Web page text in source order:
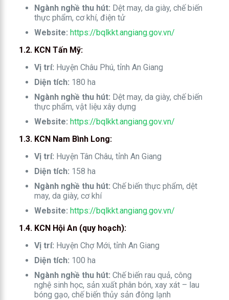
Ngành nghề thu hút: Dệt may, da giày, chế biến
thực phẩm, cơ khí, điện tử
Website: https://bqlkkt.angiang.gov.vn/
1.2. KCN Tấn Mỹ:
Vị trí: Huyện Châu Phú, tỉnh An Giang
Diện tích: 180 ha
Ngành nghề thu hút: Dệt may, da giày, chế biến
thực phẩm, vật liệu xây dựng
Website: https://bqlkkt.angiang.gov.vn/
1.3. KCN Nam Bình Long:
Vị trí: Huyện Tân Châu, tỉnh An Giang
Diện tích: 158 ha
Ngành nghề thu hút: Chế biến thực phẩm, dệt
may, da giày, cơ khí
Website: https://bqlkkt.angiang.gov.vn/
1.4. KCN Hội An (quy hoạch):
Vị trí: Huyện Chợ Mới, tỉnh An Giang
Diện tích: 100 ha
Ngành nghề thu hút: Chế biến rau quả, công
nghệ sinh học, sản xuất phân bón, xay xát – lau
bóng gạo, chế biến thủy sản đông lạnh